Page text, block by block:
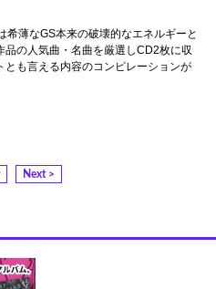
希薄なGS本来の破壊的なエネルギーと
の人気曲・名曲を厳選しCD2枚に収
も言える内容のコンピレーションが
Next >